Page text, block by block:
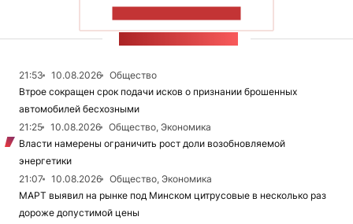
21:53 10.08.2026
Общество
Втрое сокращен срок подачи исков о признании брошенных
автомобилей бесхозными
21:25
10.08.2026
Общество, Экономика
Власти намерены ограничить рост доли возобновляемой
энергетики
21:07
10.08.2026
Общество, Экономика
МАРТ выявил на рынке под Минском цитрусовые в несколько раз
дороже допустимой цены